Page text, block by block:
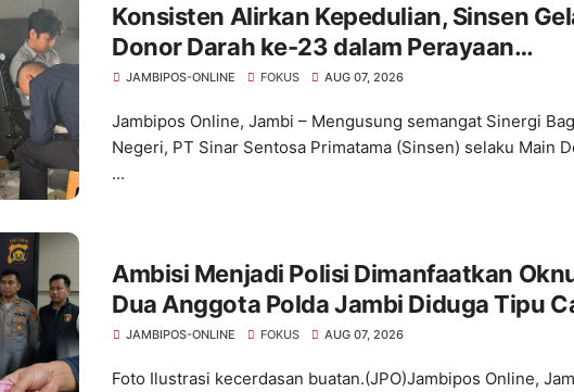
Konsisten Alirkan Kepedulian, Sinsen
Donor Darah ke-23 dalam Perayaan
Anniversary Sinsen
JAMBIPOS-ONLINE FOKUS AUG 07, 2026
Jambipos Online, Jambi – Mengusung semangat Sinergi
Negeri, PT Sinar Sentosa Primatama (Sinsen) selaku Main
...
Ambisi Menjadi Polisi Dimanfaatkan
Dua Anggota Polda Jambi Diduga Tipu
Bintara dengan Janji Kelulusan
JAMBIPOS-ONLINE FOKUS AUG 07, 2026
Foto Ilustrasi kecerdasan buatan.(JPO)Jambipos Online,